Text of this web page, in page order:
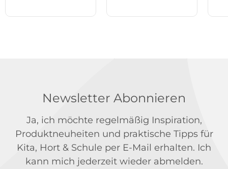
Newsletter Abonnieren
Ja, ich möchte regelmäßig Inspiration,
Produktneuheiten und praktische Tipps für
Kita, Hort & Schule per E-Mail erhalten. Ich
kann mich jederzeit wieder abmelden.